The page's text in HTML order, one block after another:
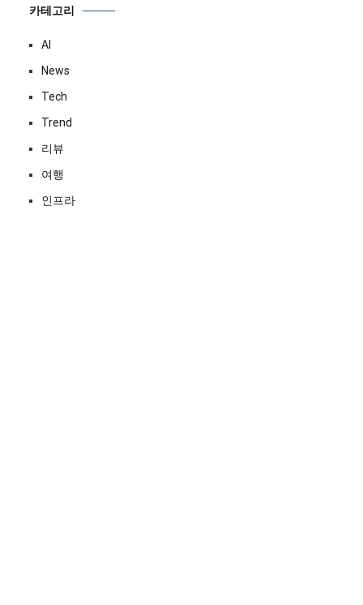
카테고리
AI
News
Tech
Trend
리뷰
여행
인프라